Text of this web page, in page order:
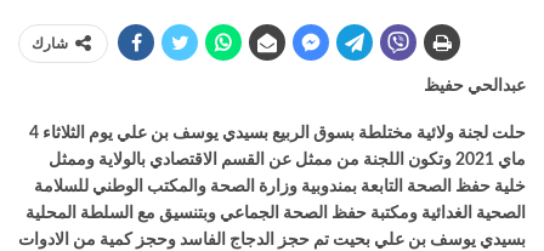
شارك
عبدالحي حفيظ
حلت لجنة ولائية مختلطة بسوق الربيع بسيدي يوسف بن علي يوم الثلاثاء 4
ماي 2021 وتكون اللجنة من ممثل عن القسم الاقتصادي بالولاية وممثل
خلية حفظ الصحة التابعة بمندوبية وزارة الصحة والمكتب الوطني للسلامة
الصحية الغدائية ومكتبة حفظ الصحة الجماعي وبتنسيق مع السلطة المحلية
بسيدي يوسف بن علي بحيت تم حجز الدجاج الفاسد وحجز كمية من الادوات